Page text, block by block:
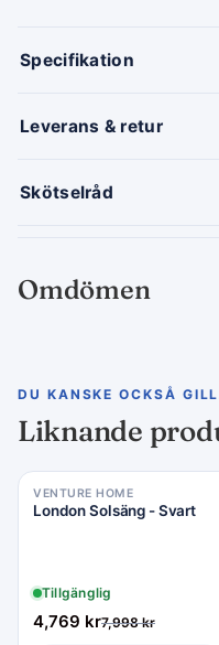
Specifikation
Leverans & retur
Skötselråd
Omdömen
DU KANSKE OCKSÅ
Liknande
Rea −40%
VENTURE HOME
London Solsäng - Svart
Tillgänglig
4,769 kr7,998kr